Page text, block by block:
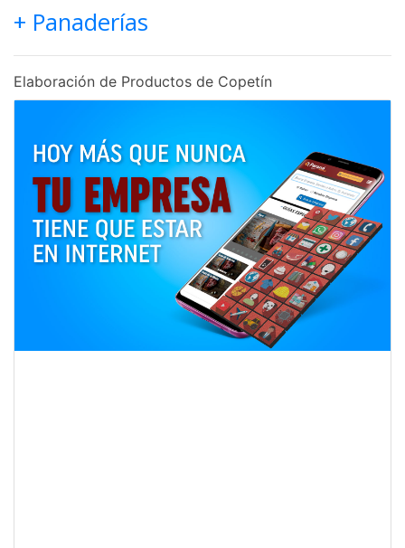
+ Panaderías
Elaboración de Productos de Copetín